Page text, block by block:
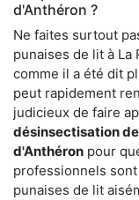
d'Anthéron ?
Ne faites surtout
punaises de lit à La
comme il a été dit
peut rapidement
judicieux de faire
désinsectisation
d'Anthéron pour
professionnels
punaises de lit